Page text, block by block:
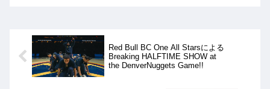
Red Bull BC One All Starsによる
Breaking HALFTIME SHOW at
the ‪DenverNuggets‬ Game!!